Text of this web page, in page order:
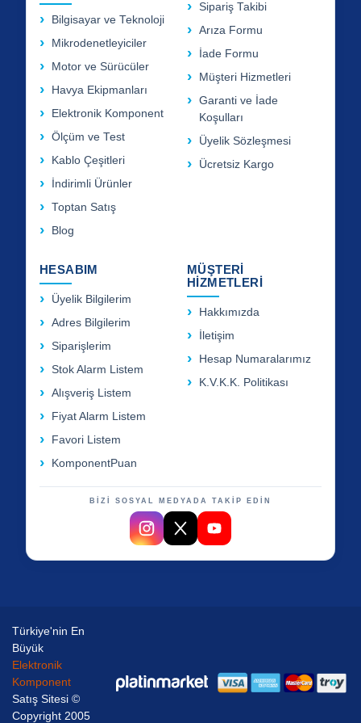
Bilgisayar ve Teknoloji
Mikrodenetleyiciler
Motor ve Sürücüler
Havya Ekipmanları
Elektronik Komponent
Ölçüm ve Test
Kablo Çeşitleri
İndirimli Ürünler
Toptan Satış
Blog
Sipariş Takibi
Arıza Formu
İade Formu
Müşteri Hizmetleri
Garanti ve İade
Koşulları
Üyelik Sözleşmesi
Ücretsiz Kargo
HESABIM
Üyelik Bilgilerim
Adres Bilgilerim
Siparişlerim
Stok Alarm Listem
Alışveriş Listem
Fiyat Alarm Listem
Favori Listem
KomponentPuan
MÜŞTERİ
HİZMETLERİ
Hakkımızda
İletişim
Hesap Numaralarımız
K.V.K.K. Politikası
BİZİ SOSYAL MEDYADA TAKİP EDİN
Türkiye'nin En
Büyük
Elektronik
Komponent
Satış Sitesi ©
Copyright 2005